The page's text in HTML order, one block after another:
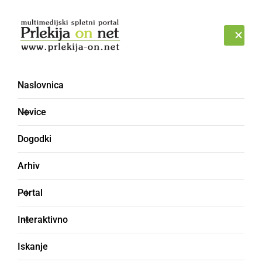
Naslovnica
Novice
Dogodki
Arhiv
Portal
Interaktivno
Iskanje
30 let s harmoniko
KULTURA IN IZOBRAŽEVANJE